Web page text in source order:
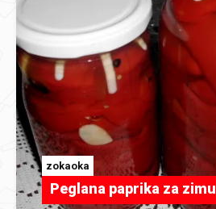
zokaoka
Peglana paprika za zimu